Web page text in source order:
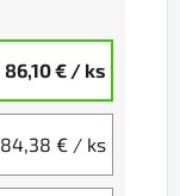
86,10 € / ks
84,38 € / ks